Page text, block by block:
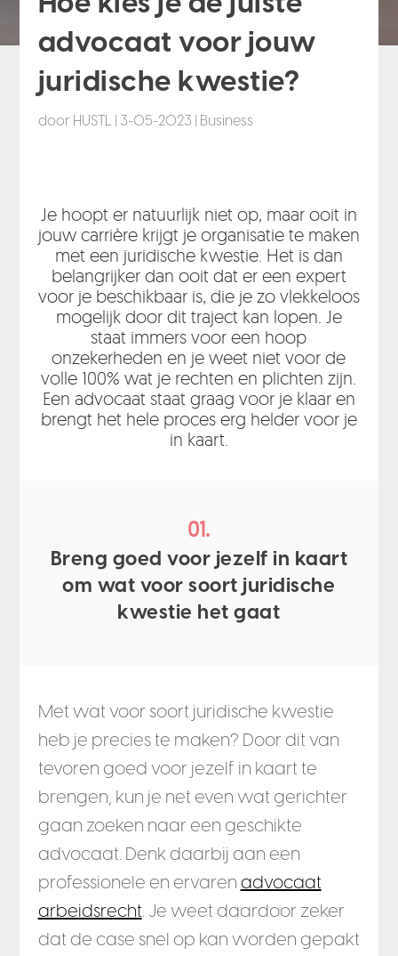
advocaat voor jouw
juridische kwestie?
door HUSTL 3-05-2023 Business
Je hoopt er natuurlijk niet op, maar ooit in
jouw carrière krijgt je organisatie te maken
met een juridische kwestie. Het is dan
belangrijker dan ooit dat er een expert
voor je beschikbaar is, die je zo vlekkeloos
mogelijk door dit traject kan lopen. Je
staat immers voor een hoop
onzekerheden en je weet niet voor de
volle 100% wat je rechten en plichten zijn.
Een advocaat staat graag voor je klaar en
brengt het hele proces erg helder voor je
in kaart.
01.
Breng goed voor jezelf in kaart
om wat voor soort juridische
kwestie het gaat
Met wat voor soort juridische kwestie
heb je precies te maken? Door dit van
tevoren goed voor jezelf in kaart te
brengen, kun je net even wat gerichter
gaan zoeken naar een geschikte
advocaat. Denk daarbij aan een
professionele en ervaren advocaat
arbeidsrecht. Je weet daardoor zeker
dat de case snel op kan worden gepakt